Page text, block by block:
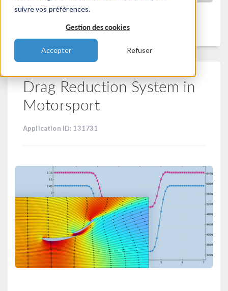
suivre vos préférences.
Gestion des cookies
Accepter Refuser
Filtrer
Drag Reduction System in
Motorsport
Application ID: 131731